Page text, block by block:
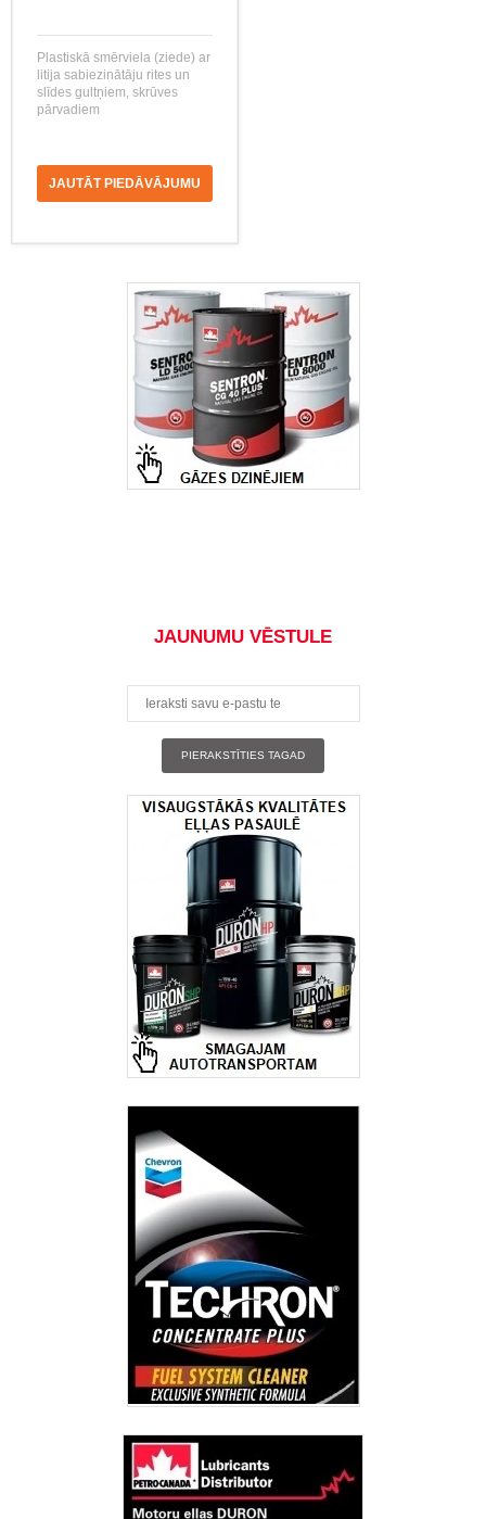
Plastiskā smērviela (ziede) ar
litija sabiezinātāju rites un
slīdes gultņiem, skrūves
pārvadiem
JAUTĀT PIEDĀVĀJUMU
JAUNUMU VĒSTULE